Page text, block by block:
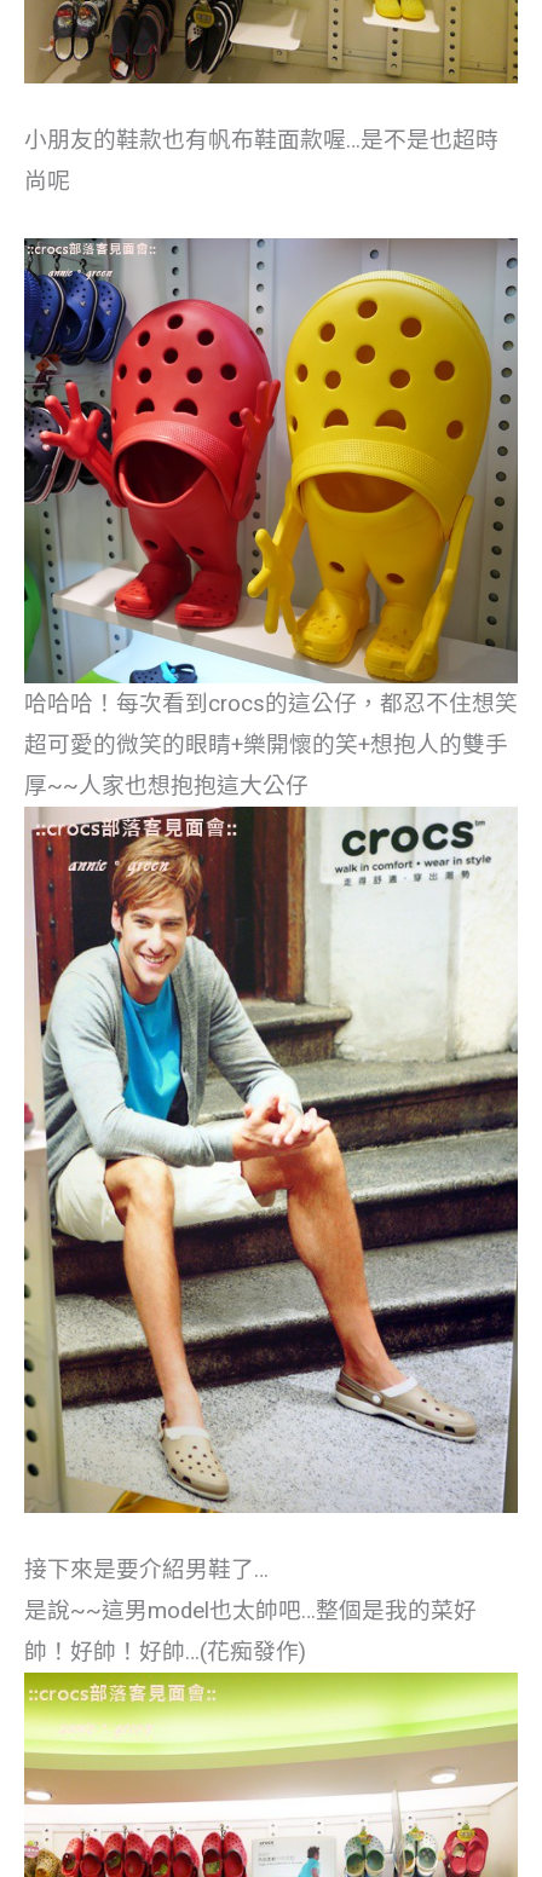
小朋友的鞋款也有帆布鞋面款喔…是不是也超時
尚呢
哈哈哈！每次看到crocs的這公仔，都忍不住想笑
超可愛的微笑的眼睛+樂開懷的笑+想抱人的雙手
厚~~人家也想抱抱這大公仔
接下來是要介紹男鞋了…
是說~~這男model也太帥吧…整個是我的菜好
帥！好帥！好帥…(花痴發作)